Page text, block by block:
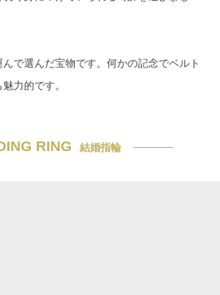
で選んだ宝物です。何かの記念でベルト
力的です。
RING 結婚指輪